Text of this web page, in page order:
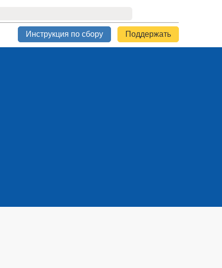
Инструкция по сбору Поддержать